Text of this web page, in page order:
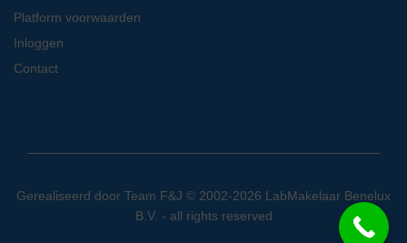
Platform voorwaarden
Inloggen
Contact
Gerealiseerd door Team F&J © 2002-2026 LabMakelaar Benelux
B.V. - all rights reserved